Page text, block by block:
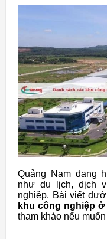
Quảng Nam đang
như du lịch, dịch
nghiệp. Bài viết
khu công nghiệp ở
tham khảo nếu